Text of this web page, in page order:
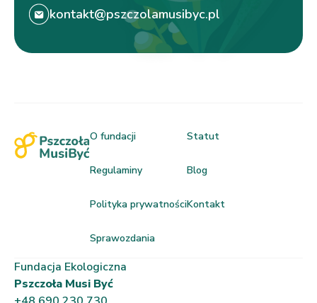
kontakt@pszczolamusibyc.pl
O fundacji
Regulaminy
Polityka prywatności
Sprawozdania
Statut
Blog
Kontakt
Fundacja Ekologiczna
Pszczoła Musi Być